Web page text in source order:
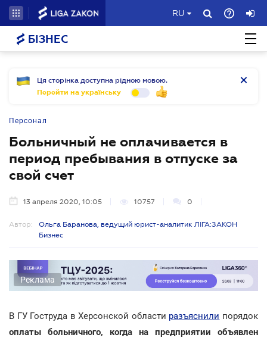
RU
БІЗНЕС
Ця сторінка доступна рідною мовою.
Перейти на українську
Персонал
Больничный не оплачивается в
период пребывания в отпуске за
свой счет
13 апреля 2020, 10:05 10757 0
Автор:
Ольга Баранова, ведущий юрист-аналитик ЛІГА:ЗАКОН
Бизнес
Реклама
В ГУ Гоструда в Херсонской области разъяснили порядок
оплаты больничного, когда на предприятии объявлен